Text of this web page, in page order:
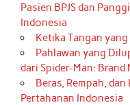
Pasien BPJS dan
Indonesia
Ketika Tangan
Pahlawan yang
dari Spider-Man: Brand
Beras, Rempah,
Pertahanan Indonesia